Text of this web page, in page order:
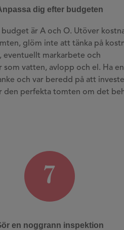
dig efter budgeten
är A och O. Utöver
glöm inte att tänka på
eventuellt markarbete och
som vatten, avlopp och el. Ha en
och var beredd på att
den perfekta tomten om det
7
en noggrann inspektion